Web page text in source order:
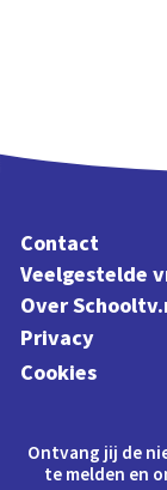
Contact
Veelgestelde
Over
Privacy
Cookies
Ontvang jij de
te melden en